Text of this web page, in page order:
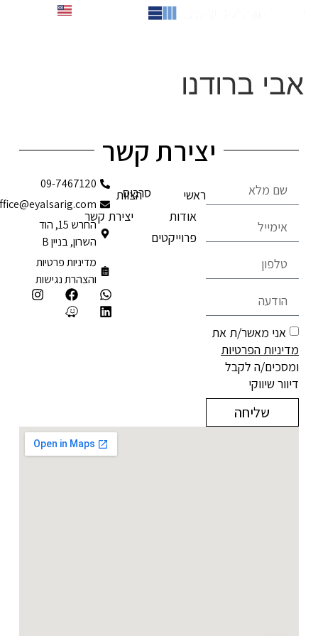
אבי ברודנו
יצירת קשר
אני מאשר/ת את
מדיניות הפרטיות
ומסכים/ה לקבל
דיוור שיווקי
שליחה
ראשי
אודות
פרוייקטים
סרבוס
הצוות
יצירת קשר
09-7467120
office@eyalsarig.com
החרש 15, הוד
השרון, בניין B
מדיניות פרטיות
והצהרת נגישות